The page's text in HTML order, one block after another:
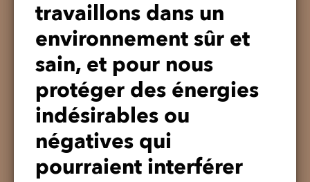
travaillons dans un
environnement sûr et
sain, et pour nous
protéger des énergies
indésirables ou
négatives qui
pourraient interférer